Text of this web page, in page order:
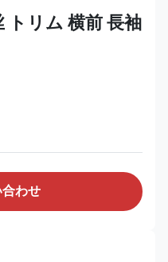
トリム 横前 長袖
わせ